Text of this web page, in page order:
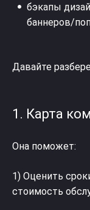
бэкапы
баннеров/
Давайте
1. Карта
Она поможет:
1) Оценить
стоимость